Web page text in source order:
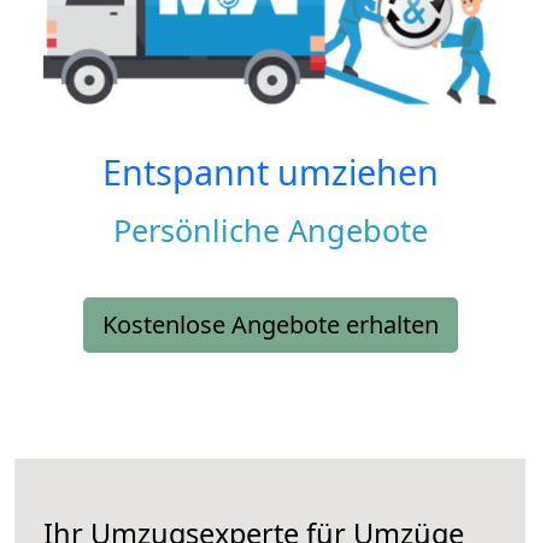
Entspannt umziehen
Persönliche Angebote
Kostenlose Angebote erhalten
Ihr Umzugsexperte für Umzüge